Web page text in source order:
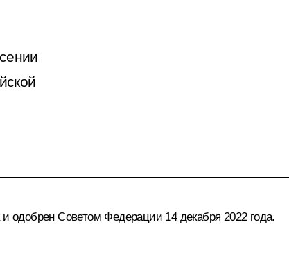
одобрен Советом Федерации 14 декабря 2022 года.